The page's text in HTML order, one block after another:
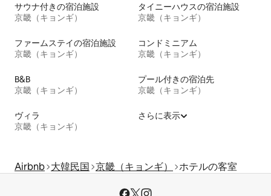
サウナ付きの宿泊施設
京畿（キョンギ）
タイニーハウスの宿泊施設
京畿（キョンギ）
ファームステイの宿泊施設
京畿（キョンギ）
コンドミニアム
京畿（キョンギ）
B&B
京畿（キョンギ）
プール付きの宿泊先
京畿（キョンギ）
ヴィラ
京畿（キョンギ）
さらに表示
Airbnb 大韓民国 京畿（キョンギ） ホテルの客室